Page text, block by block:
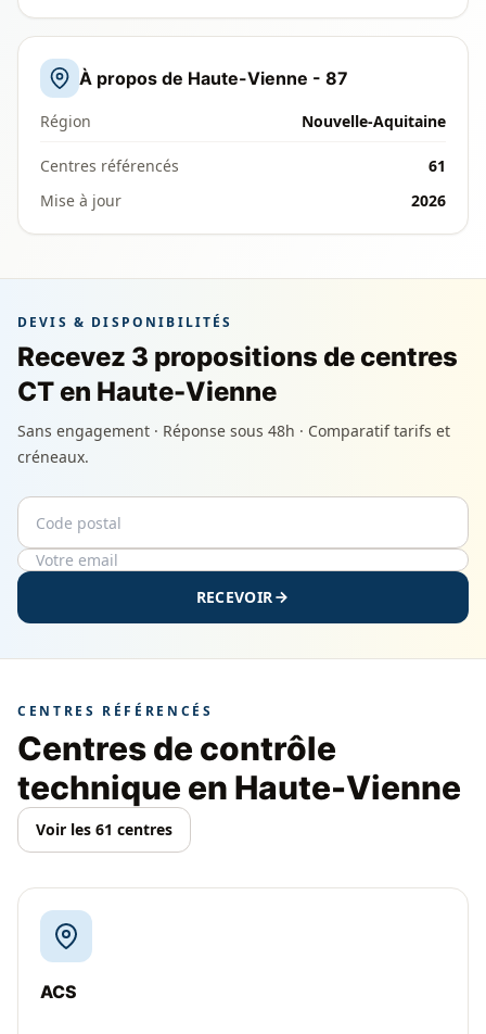
À propos de Haute-Vienne - 87
Région Nouvelle-Aquitaine
Centres référencés
61
Mise à jour
2026
DEVIS & DISPONIBILITÉS
Recevez 3 propositions de centres
CT en Haute-Vienne
Sans engagement · Réponse sous 48h · Comparatif tarifs et
créneaux.
Code postal
Email
RECEVOIR
CENTRES RÉFÉRENCÉS
Centres de contrôle
technique en Haute-Vienne
Voir les 61 centres
ACS